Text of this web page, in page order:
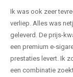
Ik was ook zeer
verliep. Alles was
geleverd. De prijs-
een premium e-
prestaties levert. Ik
een combinatie